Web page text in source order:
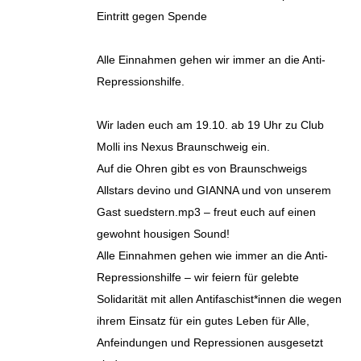
Eintritt gegen Spende
Alle Einnahmen gehen wir immer an die Anti-
Repressionshilfe.
Wir laden euch am 19.10. ab 19 Uhr zu Club
Molli ins Nexus Braunschweig ein.
Auf die Ohren gibt es von Braunschweigs
Allstars devino und GIANNA und von unserem
Gast suedstern.mp3 – freut euch auf einen
gewohnt housigen Sound!
Alle Einnahmen gehen wie immer an die Anti-
Repressionshilfe – wir feiern für gelebte
Solidarität mit allen Antifaschist*innen die wegen
ihrem Einsatz für ein gutes Leben für Alle,
Anfeindungen und Repressionen ausgesetzt